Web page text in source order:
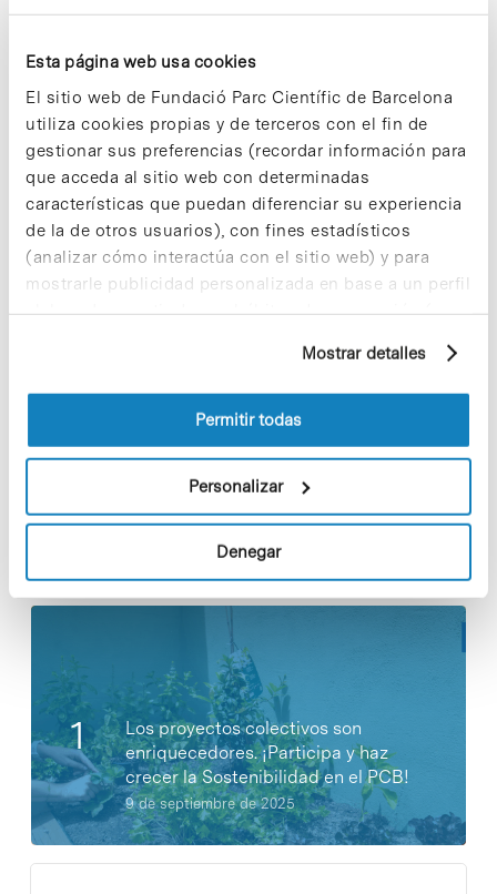
Esta página web usa cookies
El sitio web de Fundació Parc Científic de Barcelona
utiliza cookies propias y de terceros con el fin de
gestionar sus preferencias (recordar información para
que acceda al sitio web con determinadas
características que puedan diferenciar su experiencia
de la de otros usuarios), con fines estadísticos
(analizar cómo interactúa con el sitio web) y para
mostrarle publicidad personalizada en base a un perfil
elaborado a partir de sus hábitos de navegación (por
información sobre las cookies puede consultar
la Política de cookies del sitio web.
Mostrar detalles
Permitir todas
Personalizar
Denegar
hasta la vía JNK3 – aunque harán falta más
estudios para confirmar esto. «Se ha hallado un
incremento en los niveles de PrPc en afectados
por accidentes cerebrovasculares,» dice José
Antonio. «Determinar sus papeles funcionales en
las sinapsis, además de sus interacciones
específicas en condiciones normales y
patológicas podría ayudarnos a comprender otras
enfermedades neurodegenerativas o los efectos
de la isquemia (reducción del flujo sanguíneo) en
el cerebro.»
Share
Los proyectos colectivos son
enriquecedores. ¡Participa y haz
crecer la Sostenibilidad en el PCB!
9 de septiembre de 2025